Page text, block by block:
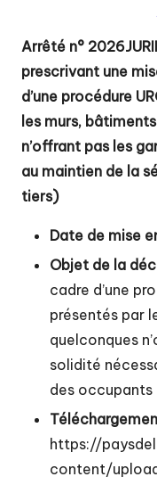
u
n
a
u
t
é
d
e
u
Arrêté n°
prescrivant une
d’une procédure
les murs,
n’offrant pas les
au maintien de la
tiers)
Date de mise
Objet de la
cadre d’une
présentés par
quelconques
solidité
des
https://
content/